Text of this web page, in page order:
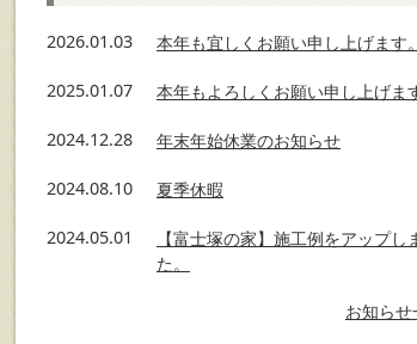
2026.01.03 本年も宜しくお願い申し上げます。
2025.01.07 本年もよろしくお願い申し上げま
2024.12.28 年末年始休業のお知らせ
2024.08.10 夏季休暇
2024.05.01
【富士塚の家】施工例をアップし
た。
お知ら